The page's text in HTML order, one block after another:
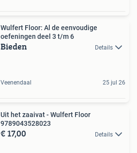
Wulfert Floor: Al de eenvoudige
oefeningen deel 3 t/m 6
Bieden Details
Veenendaal 25 jul 26
Uit het zaaivat - Wulfert Floor
9789043528023
€ 17,00 Details